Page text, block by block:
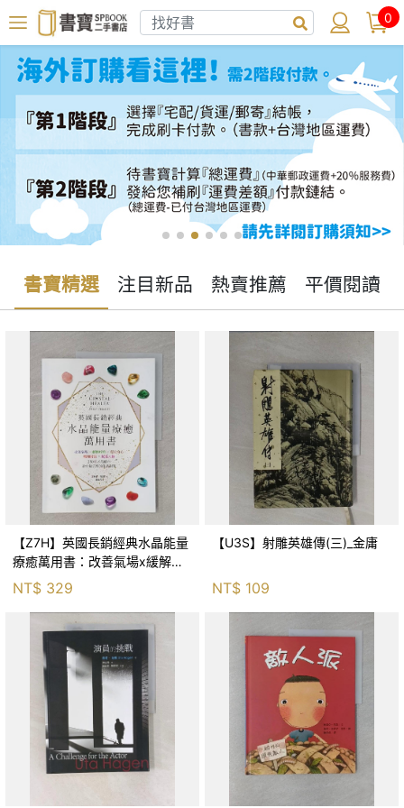
0
書寶精選 注目新品 熱賣推薦 平價閱讀
【Z7H】英國長銷經典水晶能量
療癒萬用書：改善氣場x緩解疼
痛x穩定身心x增加財富x促進人
緣，250種水晶礦石給你最完整
的生活對策_菲利
NT$ 329
【U3S】射雕英雄傳(三)_金庸
NT$ 109